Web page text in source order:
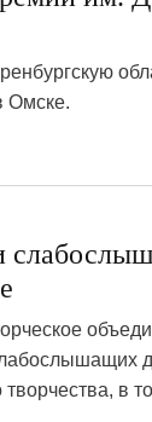
Омске.
в